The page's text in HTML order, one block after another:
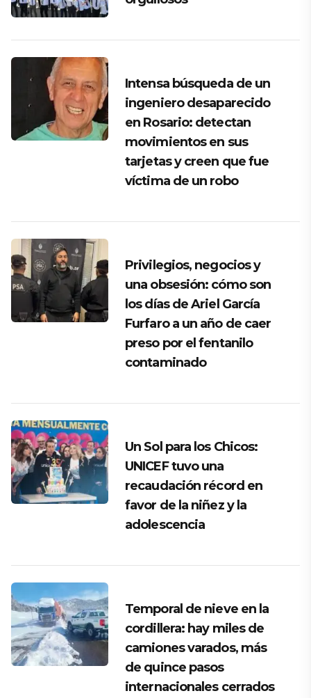
Intensa búsqueda de un
ingeniero desaparecido
en Rosario: detectan
movimientos en sus
tarjetas y creen que fue
víctima de un robo
Privilegios, negocios y
una obsesión: cómo son
los días de Ariel García
Furfaro a un año de caer
preso por el fentanilo
contaminado
Un Sol para los Chicos:
UNICEF tuvo una
recaudación récord en
favor de la niñez y la
adolescencia
Temporal de nieve en la
cordillera: hay miles de
camiones varados, más
de quince pasos
internacionales cerrados